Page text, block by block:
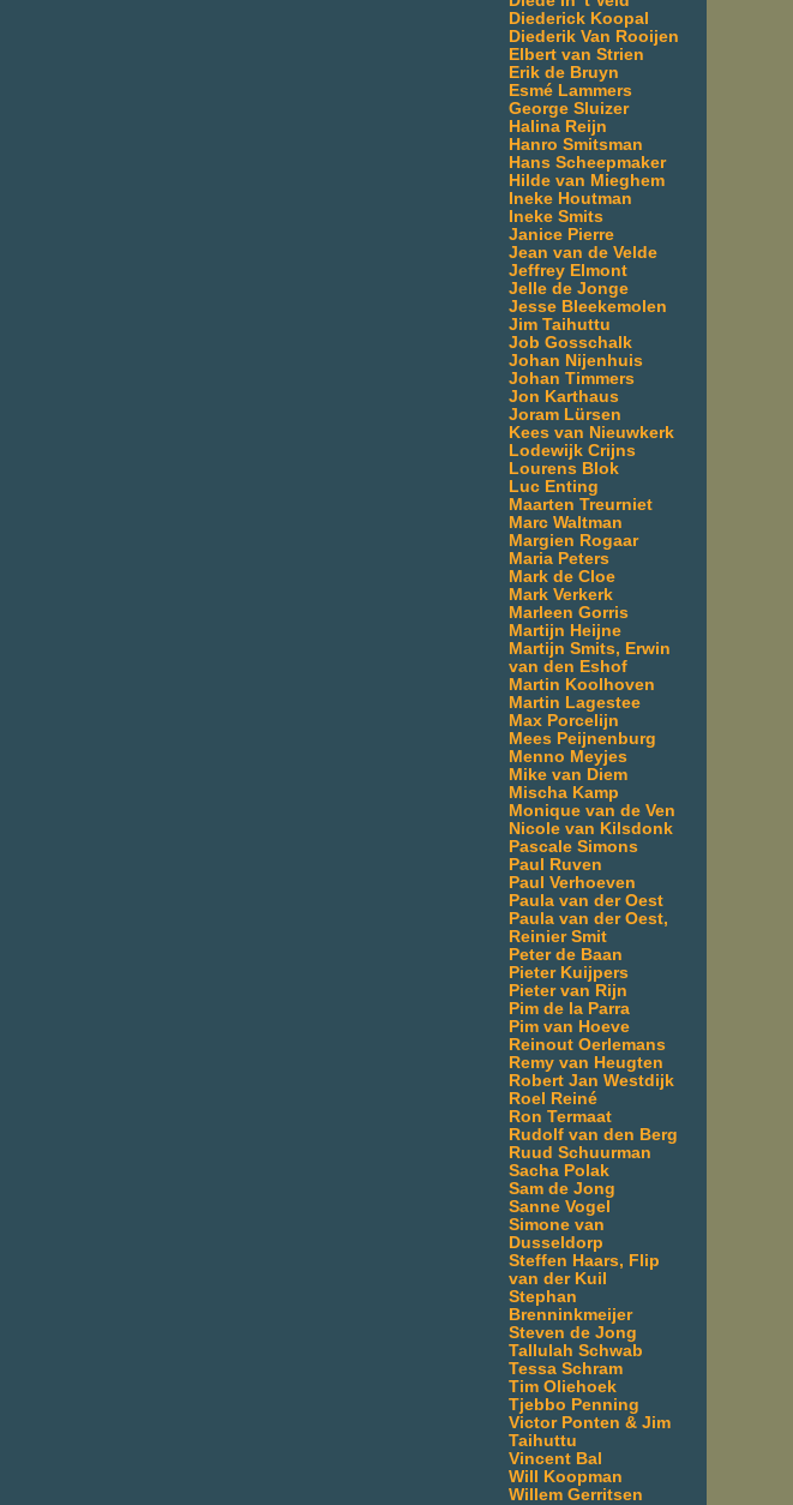
Diederick Koopal
Diederik Van Rooijen
Elbert van Strien
Erik de Bruyn
Esmé Lammers
George Sluizer
Halina Reijn
Hanro Smitsman
Hans Scheepmaker
Hilde van Mieghem
Ineke Houtman
Ineke Smits
Janice Pierre
Jean van de Velde
Jeffrey Elmont
Jelle de Jonge
Jesse Bleekemolen
Jim Taihuttu
Job Gosschalk
Johan Nijenhuis
Johan Timmers
Jon Karthaus
Joram Lürsen
Kees van Nieuwkerk
Lodewijk Crijns
Lourens Blok
Luc Enting
Maarten Treurniet
Marc Waltman
Margien Rogaar
Maria Peters
Mark de Cloe
Mark Verkerk
Marleen Gorris
Martijn Heijne
Martijn Smits, Erwin
van den Eshof
Martin Koolhoven
Martin Lagestee
Max Porcelijn
Mees Peijnenburg
Menno Meyjes
Mike van Diem
Mischa Kamp
Monique van de Ven
Nicole van Kilsdonk
Pascale Simons
Paul Ruven
Paul Verhoeven
Paula van der Oest
Paula van der Oest,
Reinier Smit
Peter de Baan
Pieter Kuijpers
Pieter van Rijn
Pim de la Parra
Pim van Hoeve
Reinout Oerlemans
Remy van Heugten
Robert Jan Westdijk
Roel Reiné
Ron Termaat
Rudolf van den Berg
Ruud Schuurman
Sacha Polak
Sam de Jong
Sanne Vogel
Simone van
Dusseldorp
Steffen Haars, Flip
van der Kuil
Stephan
Brenninkmeijer
Steven de Jong
Tallulah Schwab
Tessa Schram
Tim Oliehoek
Tjebbo Penning
Victor Ponten & Jim
Taihuttu
Vincent Bal
Will Koopman
Willem Gerritsen